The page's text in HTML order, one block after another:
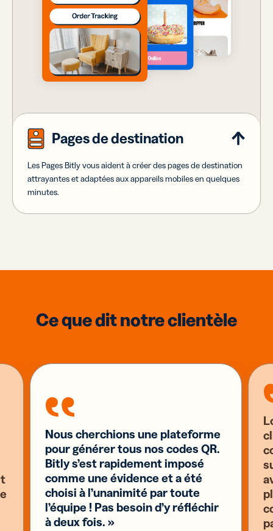
Pages de destination
Les Pages Bitly vous aident à créer des pages de destination
attrayantes et adaptées aux appareils mobiles en quelques
minutes.
Ce que dit notre clientèle
Nous cherchions une plateforme
pour générer tous nos codes QR.
Bitly s’est rapidement imposé
comme une évidence et a été
choisi à l’unanimité par toute
l’équipe ! Pas besoin d’y réfléchir
à deux fois. »